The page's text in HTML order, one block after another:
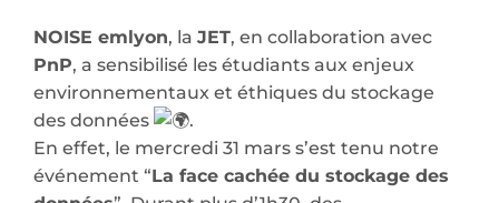
NOISE emlyon, la JET, en collaboration avec
PnP, a sensibilisé les étudiants aux enjeux
environnementaux et éthiques du stockage
des données
.
En effet, le mercredi 31 mars s’est tenu notre
événement “La face cachée du stockage des